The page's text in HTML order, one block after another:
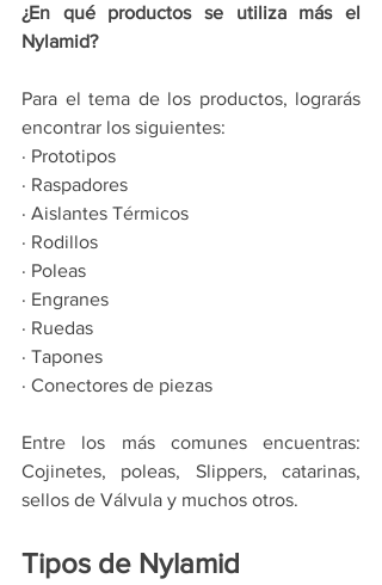
¿En qué productos se utiliza más el
Nylamid?
Para el tema de los productos, lograrás
encontrar los siguientes:
· Prototipos
· Raspadores
· Aislantes Térmicos
· Rodillos
· Poleas
· Engranes
· Ruedas
· Tapones
· Conectores de piezas
Entre los más comunes encuentras:
Cojinetes, poleas, Slippers, catarinas,
sellos de Válvula y muchos otros.
Tipos de Nylamid